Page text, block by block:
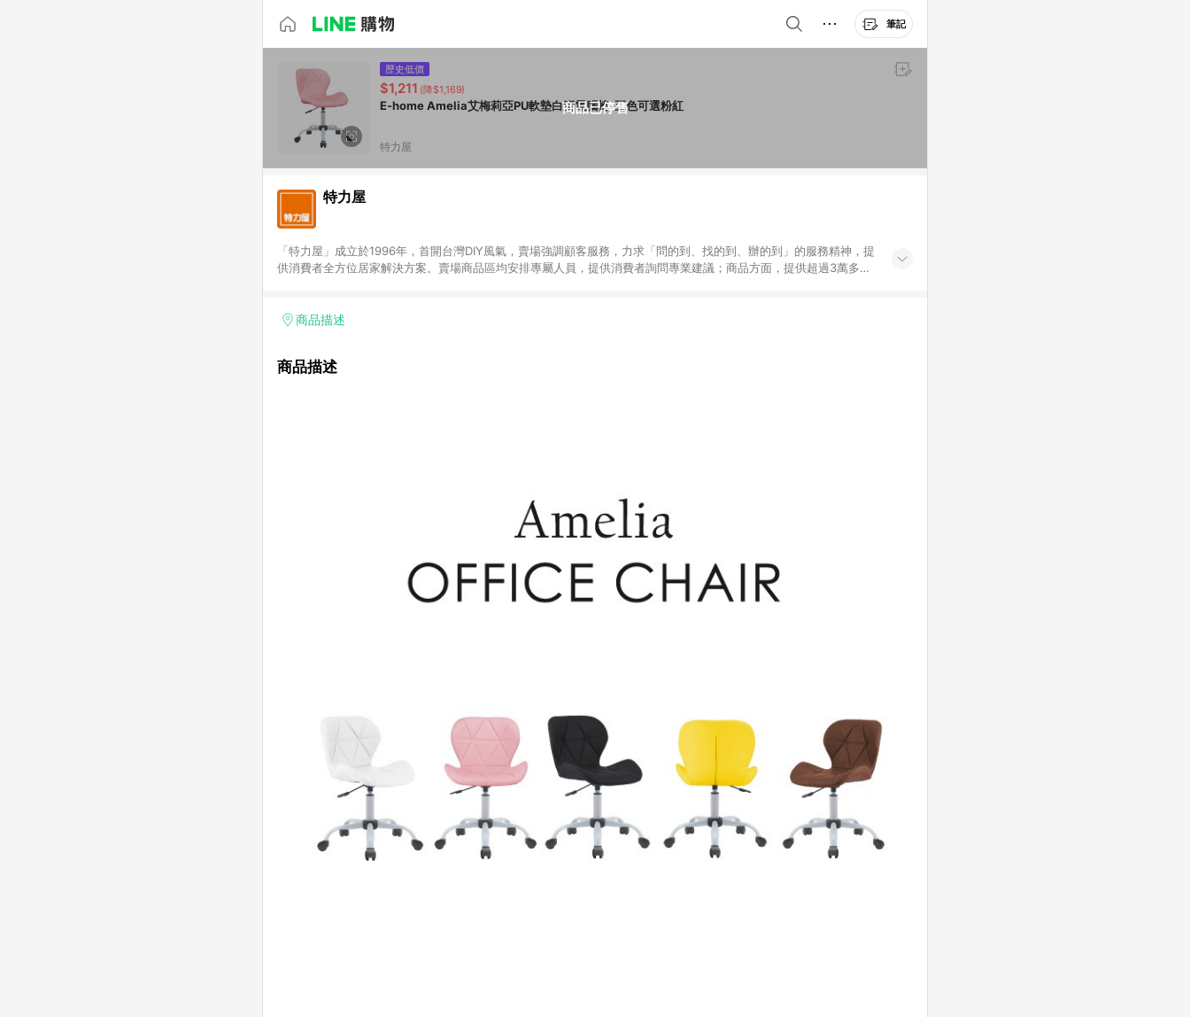
筆記
商品已停售
歷史低價
$1,211 (降$1,169)
E-home Amelia艾梅莉亞PU軟墊白腳電腦椅-五色可選粉紅
特力屋
特力屋
「特力屋」成立於1996年，首開台灣DIY風氣，賣場強調顧客服務，力求「問的到、找的到、辦的到」的服務精神，提
供消費者全方位居家解決方案。賣場商品區均安排專屬人員，提供消費者詢問專業建議；商品方面，提供超過3萬多種
升服務質感，期望每一位來店顧客，能輕鬆挑選到商品(Simple to choose)、在最短的時間內完成訂購或結帳流程
商品描述
商品描述